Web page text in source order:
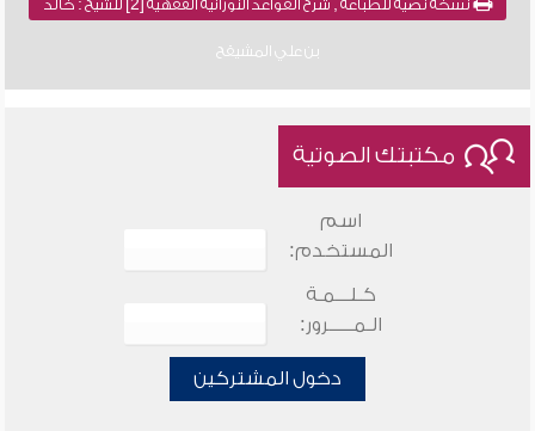
نسخة نصية للطباعة , شرح القواعد النورانية الفقهية [2] للشيخ : خالد
بن علي المشيقح
مكتبتك الصوتية
اسم
المستخدم:
كـلـــمـة
الـمـــــرور:
دخول المشتركين